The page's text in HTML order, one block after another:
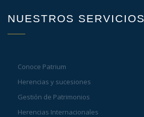
NUESTROS SERVICIOS
Conoce Patrium
Herencias y sucesiones
Gestión de Patrimonios
Herencias Internacionales